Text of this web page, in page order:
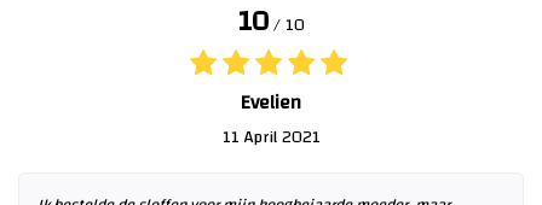
10/ 10
Evelien
11 April 2021